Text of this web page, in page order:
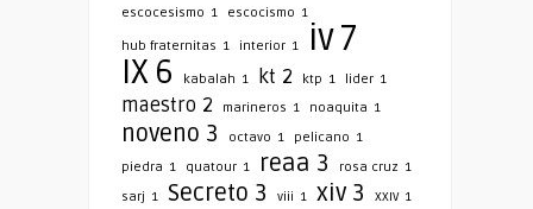
escocesismo 1 escocismo 1
hub fraternitas 1 interior 1 iv7
IX 6 kabalah 1 kt 2 ktp 1 lider 1
maestro 2 marineros 1 noaquita 1
noveno 3 octavo 1 pelicano 1
piedra 1 quatour 1 reaa 3 rosa cruz 1
sarj 1 Secreto 3 viii 1 xiv 3 XXIV 1